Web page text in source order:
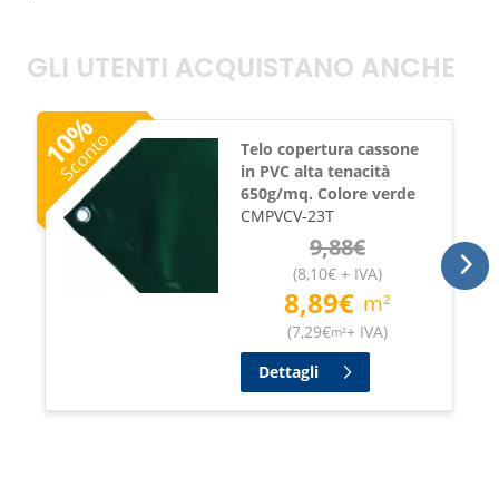
GLI UTENTI ACQUISTANO ANCHE
10
%
Sconto
Telo copertura cassone
in PVC alta tenacità
650g/mq. Colore verde
CMPVCV-23T
9,88€
(8,10€+ IVA)
8,89€ m²
(7,29€m²+ IVA)
Dettagli